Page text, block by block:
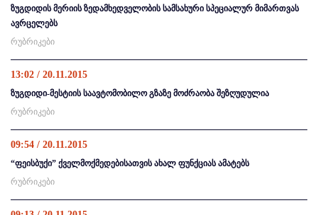
ზუგდიდის მერიის ზედამხედველობის სამსახური სპეციალურ მიმართვას
ავრცელებს
რუბრიკები
13:02 / 20.11.2015
ზუგდიდი-მესტიის საავტომობილო გზაზე მოძრაობა შეზღუდულია
რუბრიკები
09:54 / 20.11.2015
“ფეისბუქი” ქველმოქმედებისათვის ახალ ფუნქციას ამატებს
რუბრიკები